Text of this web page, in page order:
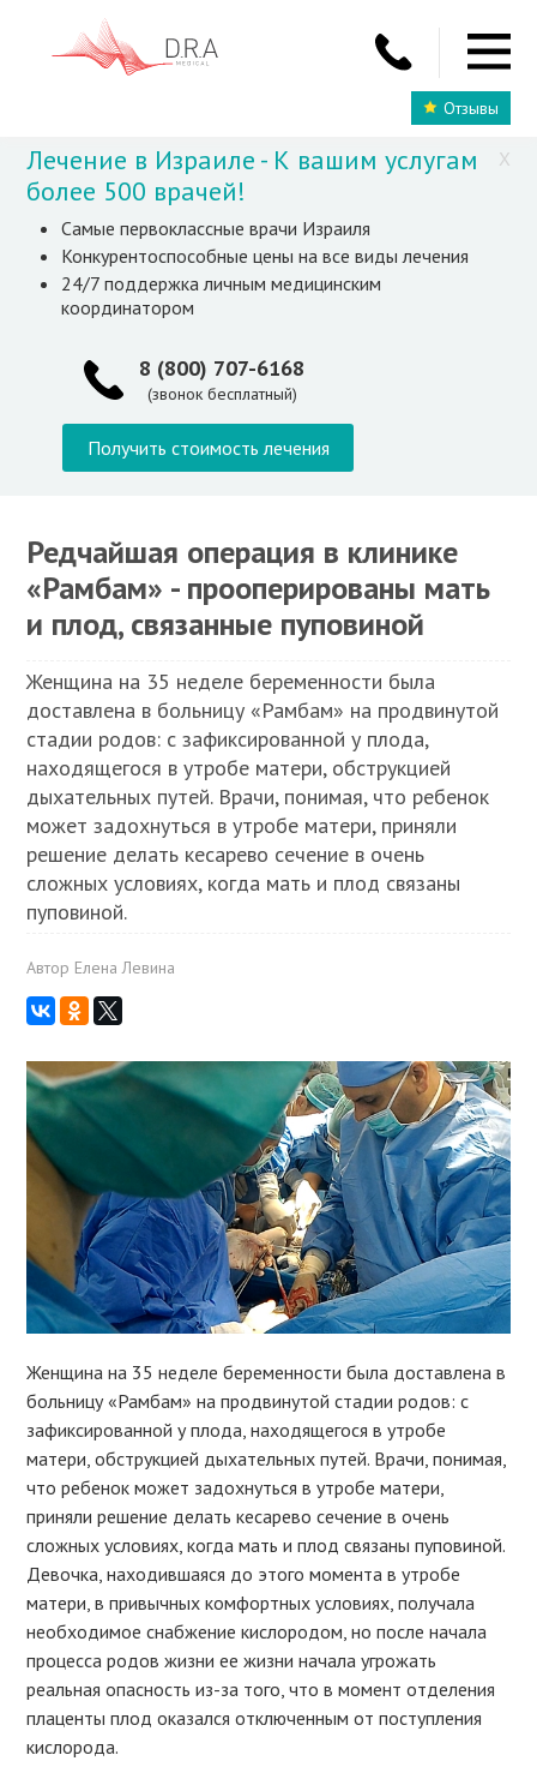
Отзывы
X
Лечение в Израиле - К вашим услугам
более 500 врачей!
Самые первоклассные врачи Израиля
Конкурентоспособные цены на все виды лечения
24/7 поддержка личным медицинским
координатором
8 (800) 707-6168
(звонок бесплатный)
Получить стоимость лечения
Редчайшая операция в клинике
«Рамбам» - прооперированы мать
и плод, связанные пуповиной
Женщина на 35 неделе беременности была
доставлена в больницу «Рамбам» на продвинутой
стадии родов: с зафиксированной у плода,
находящегося в утробе матери, обструкцией
дыхательных путей. Врачи, понимая, что ребенок
может задохнуться в утробе матери, приняли
решение делать кесарево сечение в очень
сложных условиях, когда мать и плод связаны
пуповиной.
Автор Елена Левина
Женщина на 35 неделе беременности была доставлена в
больницу «Рамбам» на продвинутой стадии родов: с
зафиксированной у плода, находящегося в утробе
матери, обструкцией дыхательных путей. Врачи, понимая,
что ребенок может задохнуться в утробе матери,
приняли решение делать кесарево сечение в очень
сложных условиях, когда мать и плод связаны пуповиной.
Девочка, находившаяся до этого момента в утробе
матери, в привычных комфортных условиях, получала
необходимое снабжение кислородом, но после начала
процесса родов жизни ее жизни начала угрожать
реальная опасность из-за того, что в момент отделения
плаценты плод оказался отключенным от поступления
кислорода.